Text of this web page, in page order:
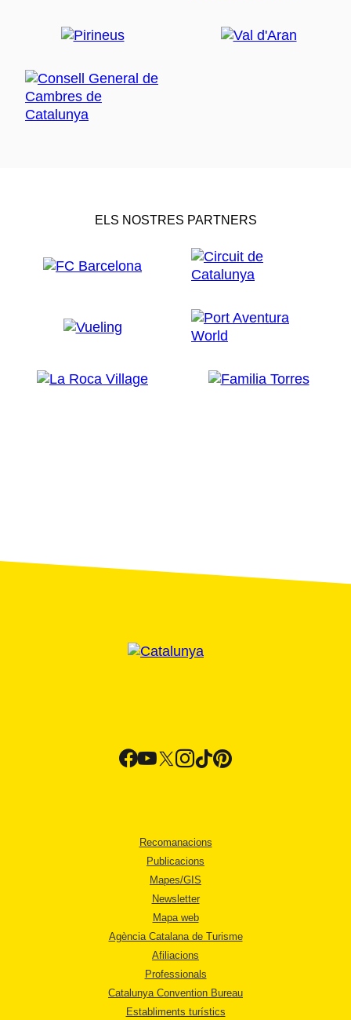
ELS NOSTRES PARTNERS
Recomanacions
Publicacions
Mapes/GIS
Newsletter
Mapa web
Agència Catalana de Turisme
Afiliacions
Professionals
Catalunya Convention Bureau
Establiments turístics